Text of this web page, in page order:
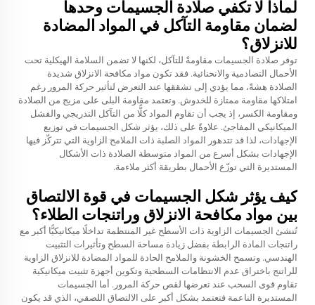
لماذا لا تكفي صلادة الجسيمات وحدها
لضمان مقاومة التآكل في المواد المضادة
للانزلاق؟
توفر صلادة الجسيمات مقاومةً للتآكل، لكنها لا تضمن السلامة الهيكلية تحت
الأحمال التصادمية والانحنائية. فقد تكون مواد مكافحة الانزلاق شديدة
الصلادة هشةً، مما يؤدي إلى تشققها عند التعرض لتأثير حركة المرور رغم
امتلاكها مقاومة ممتازة للخدوش. وتعتمد مقاومة البلى على مزيج من الصلادة
ومقاومة الكسر، إذ يجب أن تقاوم المواد كلًّا من التآكل التدريجي والفشل
الميكانيكي المفاجئ. علاوةً على ذلك، يؤثر شكل الجسيمات في توزيع
الإجهادات، لذا قد تتدهور المواد الصلبة ذات الملامح الزاوية التي تتركّز فيها
الإجهادات بشكل أسرع من المواد متوسطة الصلادة ذات الأشكال
المستديرة التي توزّع الأحمال بطريقة أكثر ملاءمة.
كيف يؤثر شكل الجسيمات في قوة الالتصاق
بين مواد مكافحة الانزلاق وراتنجات الطلاء؟
تُنشئ الجسيمات الزاوية ذات الأسطح غير المنتظمة تداخلًا ميكانيكيًّا أكبر مع
راتنجات المادة الرابطة بفضل زيادة مساحة السطح وتأثيرات التثبيت
الهندسي. وتسمح الخشونة والملامح الحادة للمواد المضادة للانزلاق الزاوية
للراتنج باختراق عدم الانتظامات السطحية وتكوين أجهزة تثبيت ميكانيكية
تقاوم قوى السحب عند تعرضها لقص حركة المرور. أما الجسيمات
المستديرة الناعمة فتعتمد بشكل أكبر على الالتصاق اللصقي، الذي قد يكون